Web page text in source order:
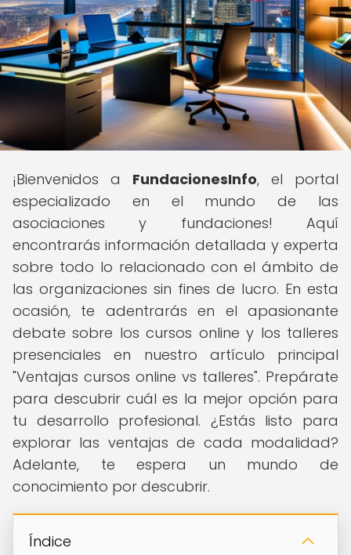
¡Bienvenidos a FundacionesInfo, el portal
especializado en el mundo de las
asociaciones y fundaciones! Aquí
encontrarás información detallada y experta
sobre todo lo relacionado con el ámbito de
las organizaciones sin fines de lucro. En esta
ocasión, te adentrarás en el apasionante
debate sobre los cursos online y los talleres
presenciales en nuestro artículo principal
"Ventajas cursos online vs talleres". Prepárate
para descubrir cuál es la mejor opción para
tu desarrollo profesional. ¿Estás listo para
explorar las ventajas de cada modalidad?
Adelante, te espera un mundo de
conocimiento por descubrir.
Índice